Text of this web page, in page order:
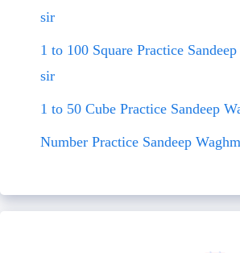
sir
1 to 100 Square Practice
sir
1 to 50 Cube Practice Sandeep
Number Practice Sandeep